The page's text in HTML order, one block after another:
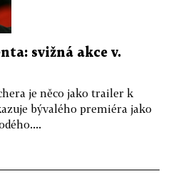
svižná akce v.
je něco jako trailer k
bývalého premiéra jako